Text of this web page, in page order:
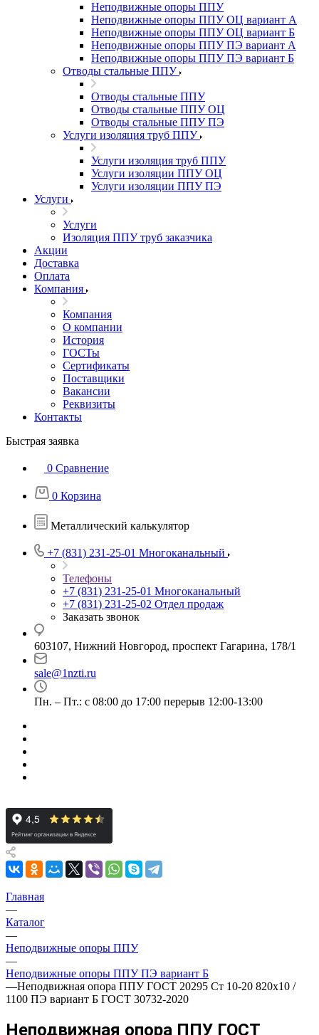
Неподвижные опоры ППУ
Неподвижные опоры ППУ ОЦ вариант А
Неподвижные опоры ППУ ОЦ вариант Б
Неподвижные опоры ППУ ПЭ вариант А
Неподвижные опоры ППУ ПЭ вариант Б
Отводы стальные ППУ
Отводы стальные ППУ
Отводы стальные ППУ ОЦ
Отводы стальные ППУ ПЭ
Услуги изоляция труб ППУ
Услуги изоляция труб ППУ
Услуги изоляции ППУ ОЦ
Услуги изоляции ППУ ПЭ
Услуги
Услуги
Изоляция ППУ труб заказчика
Акции
Доставка
Оплата
Компания
Компания
О компании
История
ГОСТы
Сертификаты
Поставщики
Вакансии
Реквизиты
Контакты
Быстрая заявка
0 Сравнение
0 Корзина
Металлический калькулятор
+7 (831) 231-25-01 Многоканальный
Телефоны
+7 (831) 231-25-01 Многоканальный
+7 (831) 231-25-02 Отдел продаж
Заказать звонок
603107, Нижний Новгород, проспект Гагарина, 178/1
sale@1nzti.ru
Пн. – Пт.: с 08:00 до 17:00 перерыв 12:00-13:00
Главная
—
Каталог
—
Неподвижные опоры ППУ
—
Неподвижные опоры ППУ ПЭ вариант Б
—Неподвижная опора ППУ ГОСТ 20295 Ст 10-20 820x10 /
1100 ПЭ вариант Б ГОСТ 30732-2020
Неподвижная опора ППУ ГОСТ